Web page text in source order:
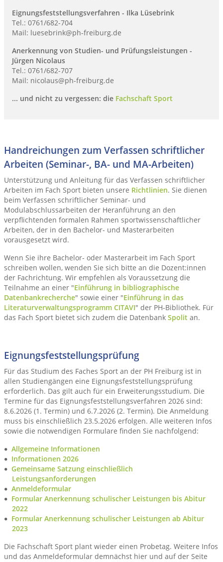
Eignungsfeststellungsverfahren - Ilka Lüsebrink
Tel.: 0761/682-704
Mail: luesebrink@ph-freiburg.de
Anerkennung von Studien- und Prüfungsleistungen -
Jürgen Nicolaus
Tel.: 0761/682-707
Mail: nicolaus@ph-freiburg.de
... und nicht zu vergessen: die Fachschaft Sport
Handreichungen zum Verfassen schriftlicher
Arbeiten (Seminar-, BA- und MA-Arbeiten)
Unterstützung und Anleitung für das Verfassen schriftlicher
Arbeiten im Fach Sport bieten unsere Richtlinien. Sie dienen
beim Verfassen schriftlicher Seminar- und
Modulabschlussarbeiten der Heranführung an den
verpflichtenden formalen Rahmen sportwissenschaftlicher
Arbeiten, der in den Bachelor- und Masterarbeiten
vorausgesetzt wird.
Wenn Sie ihre Bachelor- oder Masterarbeit im Fach Sport
schreiben wollen, wenden Sie sich bitte an die Dozent:innen
der Fachrichtung. Wir empfehlen als Voraussetzung die
Teilnahme an einer "Einführung in bibliographische
Datenbankrecherche" sowie einer "Einführung in das
Literaturverwaltungsprogramm CITAVI" der PH-Bibliothek. Für
das Fach Sport bietet sich zudem die Datenbank Spolit an.
Eignungsfeststellungsprüfung
Für das Studium des Faches Sport an der PH Freiburg ist in
allen Studiengängen eine Eignungsfeststellungsprüfung
erforderlich. Das gilt auch für ein Erweiterungsstudium. Die
Termine für das Eignungsfeststellungsverfahren 2026 sind:
8.6.2026 (1. Termin) und 6.7.2026 (2. Termin). Die Anmeldung
muss bis einschließlich 23.5.2026 erfolgen. Alle weiteren Infos
sowie die notwendigen Formulare finden Sie nachfolgend:
Allgemeine Informationen
Informationen 2026
Gemeinsame Satzung einschließlich
Leistungsanforderungen
Anmeldeformular
Formular Anerkennung schulischer Leistungen bis Abitur
2022
Formular Anerkennung schulischer Leistungen ab Abitur
2023
Die Fachschaft Sport plant wieder einen Probetag. Weitere Infos
und das Anmeldeformular demnächst hier und auf der Seite